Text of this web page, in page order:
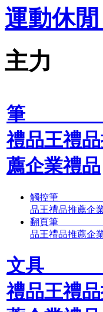
運動休
主力
禮品王禮
薦企業禮品
觸控筆
品王禮品推薦企
翻頁筆
品王禮品推薦企
文
禮品王禮